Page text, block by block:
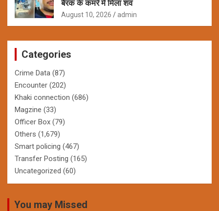
बैरक के कमरे में मिला शव
August 10, 2026 admin
Categories
Crime Data (87)
Encounter (202)
Khaki connection (686)
Magzine (33)
Officer Box (79)
Others (1,679)
Smart policing (467)
Transfer Posting (165)
Uncategorized (60)
You may Missed